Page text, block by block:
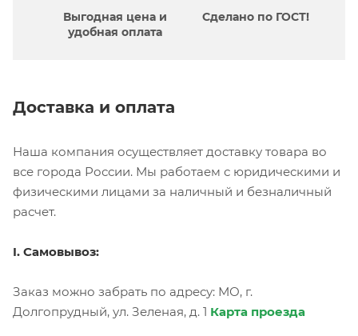
Выгодная цена и
удобная оплата
Сделано по ГОСТ!
Доставка и оплата
Наша компания осуществляет доставку товара во
все города России. Мы работаем с юридическими и
физическими лицами за наличный и безналичный
расчет.
I. Самовывоз:
Заказ можно забрать по адресу: МО, г.
Долгопрудный, ул. Зеленая, д. 1 Карта проезда